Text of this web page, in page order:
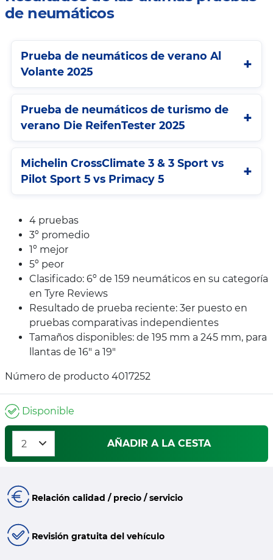
de neumáticos
Prueba de neumáticos de verano Al
Volante 2025
Prueba de neumáticos de turismo de
verano Die ReifenTester 2025
Michelin CrossClimate 3 & 3 Sport vs
Pilot Sport 5 vs Primacy 5
4 pruebas
3º promedio
1º mejor
5º peor
Clasificado: 6º de 159 neumáticos en su categoría
en Tyre Reviews
Resultado de prueba reciente: 3er puesto en
pruebas comparativas independientes
Tamaños disponibles: de 195 mm a 245 mm, para
llantas de 16" a 19"
Número de producto 4017252
Disponible
AÑADIR A LA CESTA
Relación calidad / precio / servicio
Revisión gratuita del vehículo